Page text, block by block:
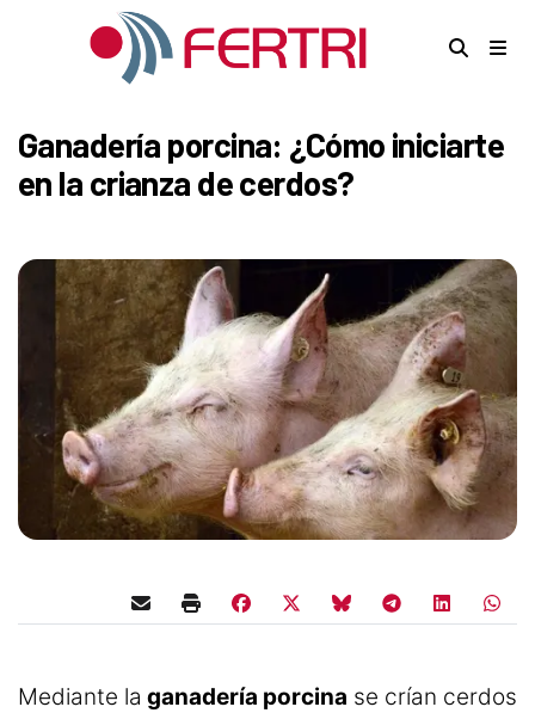
Ganadería porcina: ¿Cómo iniciarte
en la crianza de cerdos?
Mediante la ganadería porcina se crían cerdos